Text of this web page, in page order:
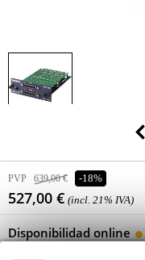
PVP 639,00 € -18%
527,00 € (incl. 21% IVA)
Disponibilidad online